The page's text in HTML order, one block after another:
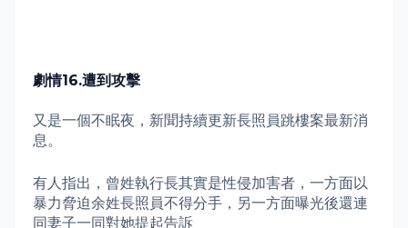
劇情16.遭到攻擊
又是一個不眠夜，新聞持續更新長照員跳樓案最新消
息。
有人指出，曾姓執行長其實是性侵加害者，一方面以
暴力脅迫余姓長照員不得分手，另一方面曝光後還連
同妻子一同對她提起告訴